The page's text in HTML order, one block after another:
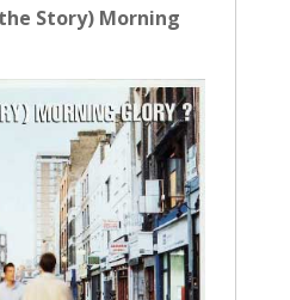
Story) Morning